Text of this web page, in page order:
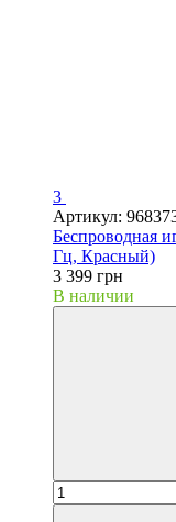
3
Артикул:
Беспроводная
Гц, Красный)
3 399 грн
В наличии